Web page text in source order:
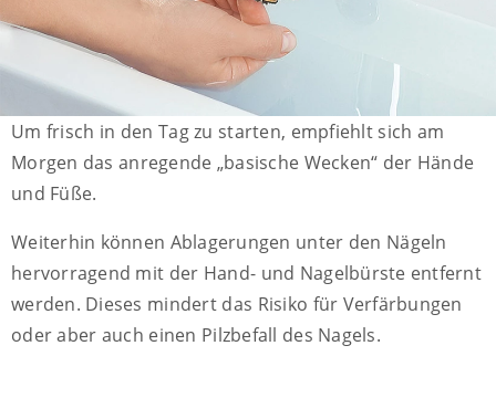
Um frisch in den Tag zu starten, empfiehlt sich am
Morgen das anregende „basische Wecken“ der Hände
und Füße.
Weiterhin können Ablagerungen unter den Nägeln
hervorragend mit der Hand- und Nagelbürste entfernt
werden. Dieses mindert das Risiko für Verfärbungen
oder aber auch einen Pilzbefall des Nagels.